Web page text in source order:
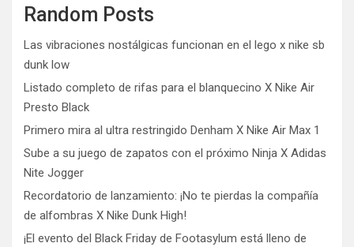
Random Posts
Las vibraciones nostálgicas funcionan en el lego x nike sb
dunk low
Listado completo de rifas para el blanquecino X Nike Air
Presto Black
Primero mira al ultra restringido Denham X Nike Air Max 1
Sube a su juego de zapatos con el próximo Ninja X Adidas
Nite Jogger
Recordatorio de lanzamiento: ¡No te pierdas la compañía
de alfombras X Nike Dunk High!
¡El evento del Black Friday de Footasylum está lleno de